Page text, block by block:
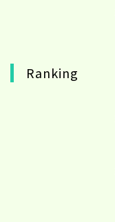
Ranking